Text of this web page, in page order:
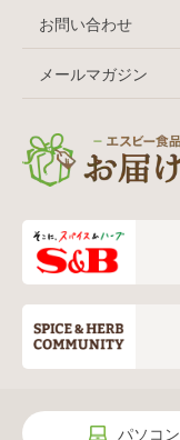
お問い合わせ
メールマガジン
パソコン